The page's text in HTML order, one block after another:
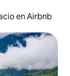
en Airbnb